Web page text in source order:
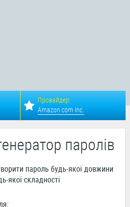
Провайдер:
Amazon.com Inc.
паролів
пароль будь-якої довжини
якої складності